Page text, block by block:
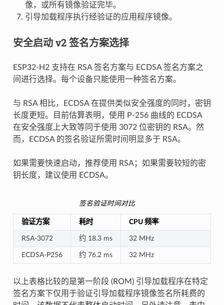
像，或所有镜像验证完毕。
引导加载程序执行经验证的应用程序镜像。
安全启动 v2 签名方案选择
ESP32-H2 支持在 RSA 签名方案与 ECDSA 签名方案之
间进行选择。每个设备只能使用一种签名方案。
与 RSA 相比，ECDSA 在提供类似安全强度的同时，密钥
长度更短。目前估算表明，使用 P-256 曲线的 ECDSA
在安全强度上大致等同于使用 3072 位密钥的 RSA。然
而，ECDSA 的签名验证所需时间明显多于 RSA。
如果需要快速启动，推荐使用 RSA；如果需要较短的密
钥长度，建议使用 ECDSA。
签名验证时间对比
验证方案 耗时 CPU 频率
RSA-3072 约 18.3 ms 32 MHz
ECDSA-P256 约 76.2 ms 32 MHz
以上表格比较的是第一阶段 (ROM) 引导加载程序在特定
签名方案下仅用于验证引导加载程序镜像签名所耗费的